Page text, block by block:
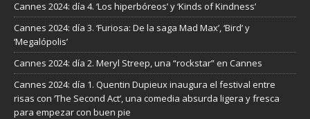
Cannes 2024: día 4. ‘Los hiperbóreos’ y ‘Kinds of Kindness’
Cannes 2024: día 3. ‘Furiosa: De la saga Mad Max’, ‘Bird’ y
‘Megalópolis’
Cannes 2024: día 2. Meryl Streep, una “rockstar” en Cannes
Cannes 2024: día 1. Quentin Dupieux inaugura el festival entre
risas con ‘The Second Act’, una comedia absurda ligera y fresca
para empezar con buen pie